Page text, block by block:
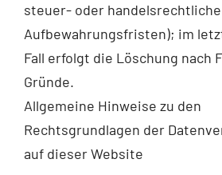
steuer- oder handelsrechtliche
Aufbewahrungsfristen); im
Fall erfolgt die Löschung nach
Gründe.
Allgemeine Hinweise zu den
Rechtsgrundlagen der
auf dieser Website